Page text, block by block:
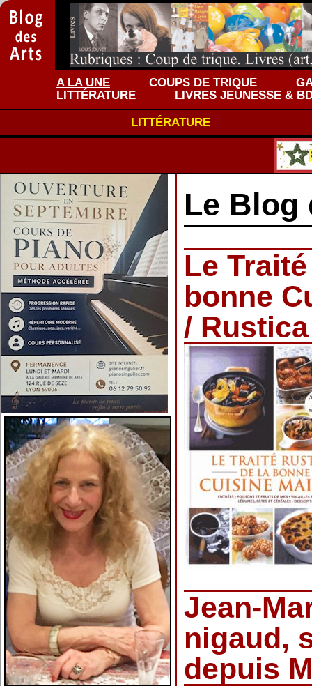
A LA UNE COUPS DE TRIQUE
LITTÉRATURE
LIVRES JEUNESSE &
LITTÉRATURE
Le Blog
Le
bonne
/
Jean-
nigaud,
depuis